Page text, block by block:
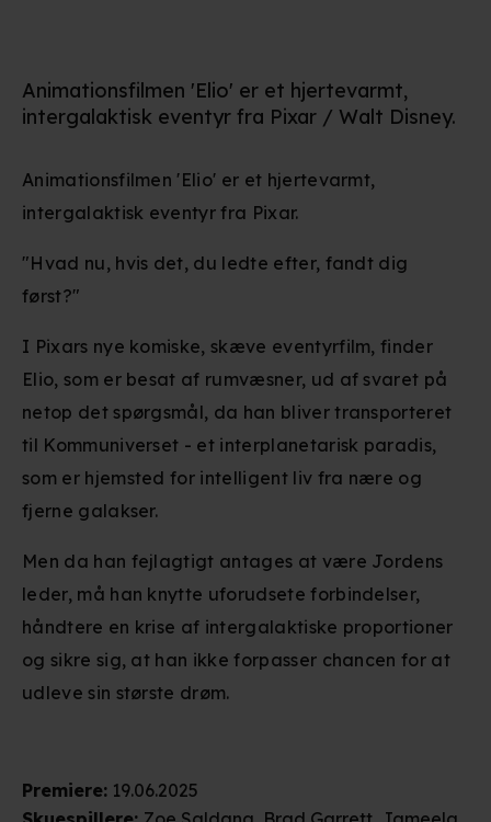
Premiere: 19.06.2025
Animationsfilmen 'Elio' er et hjertevarmt,
intergalaktisk eventyr fra Pixar / Walt Disney.
Animationsfilmen 'Elio' er et hjertevarmt,
intergalaktisk eventyr fra Pixar.
"Hvad nu, hvis det, du ledte efter, fandt dig
først?"
I Pixars nye komiske, skæve eventyrfilm, finder
Elio, som er besat af rumvæsner, ud af svaret på
netop det spørgsmål, da han bliver transporteret
til Kommuniverset - et interplanetarisk paradis,
som er hjemsted for intelligent liv fra nære og
fjerne galakser.
Men da han fejlagtigt antages at være Jordens
leder, må han knytte uforudsete forbindelser,
håndtere en krise af intergalaktiske proportioner
og sikre sig, at han ikke forpasser chancen for at
udleve sin største drøm.